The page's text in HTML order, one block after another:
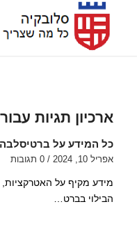
ארכיון תגיות
כל המידע על ברטיסלבה
אפריל 10, 2024 / 0 תגובות
מידע מקיף על האטרקציות,
הבילוי בברט…